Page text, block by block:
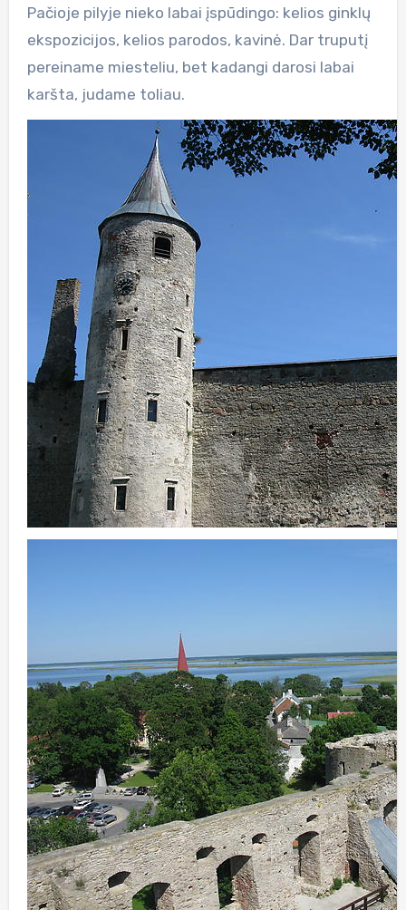
Pačioje pilyje nieko labai įspūdingo: kelios ginklų
ekspozicijos, kelios parodos, kavinė. Dar truputį
pereiname miesteliu, bet kadangi darosi labai
karšta, judame toliau.